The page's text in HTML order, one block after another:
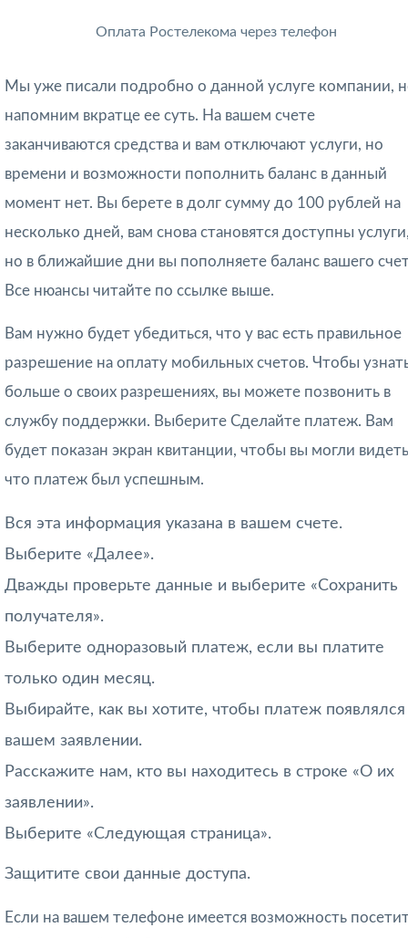
Оплата Ростелекома через телефон
Мы уже писали подробно о данной услуге компании,
напомним вкратце ее суть. На вашем счете
заканчиваются средства и вам отключают услуги, но
времени и возможности пополнить баланс в данный
момент нет. Вы берете в долг сумму до 100 рублей на
несколько дней, вам снова становятся доступны
но в ближайшие дни вы пополняете баланс вашего
Все нюансы читайте по ссылке выше.
Вам нужно будет убедиться, что у вас есть правильное
разрешение на оплату мобильных счетов. Чтобы
больше о своих разрешениях, вы можете позвонить в
службу поддержки. Выберите Сделайте платеж. Вам
будет показан экран квитанции, чтобы вы могли
что платеж был успешным.
Вся эта информация указана в вашем счете.
Выберите «Далее».
Дважды проверьте данные и выберите «Сохранить
получателя».
Выберите одноразовый платеж, если вы платите
только один месяц.
Выбирайте, как вы хотите, чтобы платеж появлялся
вашем заявлении.
Расскажите нам, кто вы находитесь в строке «О их
заявлении».
Выберите «Следующая страница».
Защитите свои данные доступа.
Если на вашем телефоне имеется возможность